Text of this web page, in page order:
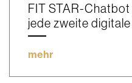
FIT STAR-
jede zweite
mehr